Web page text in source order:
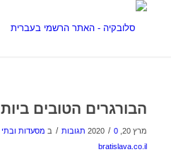
הבורגרים הטובים
מרץ 20, 2020 / 0 תגובות / ב מסעדות
bratislava.co.il